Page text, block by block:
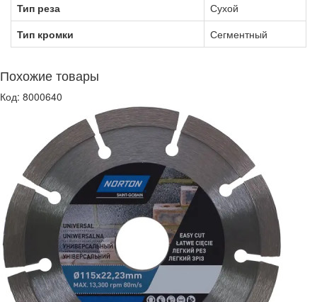
Тип реза
Сухой
Тип кромки
Сегментный
Похожие товары
Код: 8000640